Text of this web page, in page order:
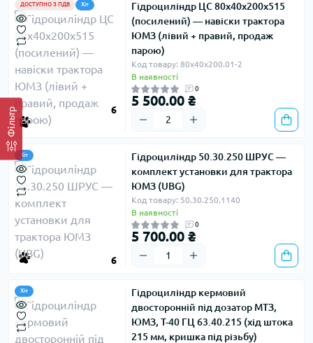
Фільтр
ДОСТУПНО З ПДВ Хіт
6
Гідроциліндр ЦС 80х40х200х515
(посилений) — навіски трактора
ЮМЗ (лівий + правий, продаж
парою)
Код товару: 80х40х200.01-2
В наявності
0
5 500.00 ₴
Хіт
6
Гідроциліндр 50.30.250 ШРУС —
комплект установки для трактора
ЮМЗ (UBG)
Код товару: 50.30.250.1140
В наявності
0
5 700.00 ₴
Хіт
Гідроциліндр кермовий
двосторонній під дозатор МТЗ,
ЮМЗ, Т-40 ГЦ 63.40.215 (хід штока
215 мм, кришка під різьбу)